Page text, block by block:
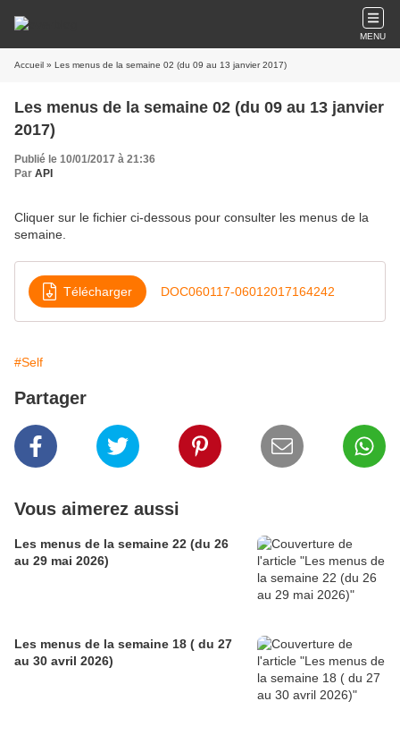
MENU
Accueil » Les menus de la semaine 02 (du 09 au 13 janvier 2017)
Les menus de la semaine 02 (du 09 au 13 janvier
2017)
Publié le 10/01/2017 à 21:36
Par API
Cliquer sur le fichier ci-dessous pour consulter les menus de la
semaine.
Télécharger DOC060117-06012017164242
#Self
Partager
Vous aimerez aussi
Les menus de la semaine 22 (du 26
au 29 mai 2026)
Les menus de la semaine 18 ( du 27
au 30 avril 2026)